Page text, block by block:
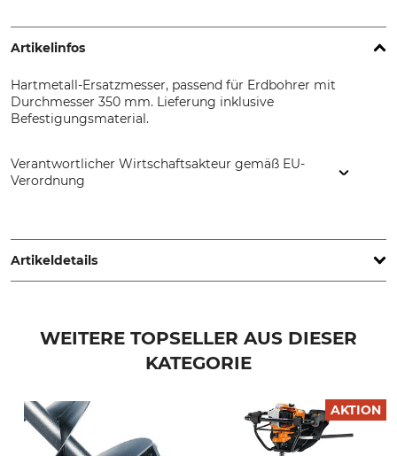
Artikelinfos
Hartmetall-Ersatzmesser, passend für Erdbohrer mit
Durchmesser 350 mm. Lieferung inklusive
Befestigungsmaterial.
Verantwortlicher Wirtschaftsakteur gemäß EU-
Verordnung
www.pflanzfuchs.de
Artikeldetails
Lochabstand Mitte / Mitte
Breite
164 mm
WEITERE TOPSELLER AUS DIESER
KATEGORIE
AKTION